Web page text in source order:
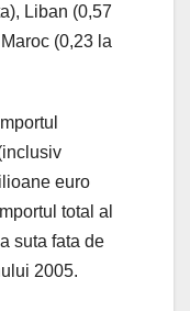
Liban (0,57
(0,23 la
euro
total al
suta fata de
2005.